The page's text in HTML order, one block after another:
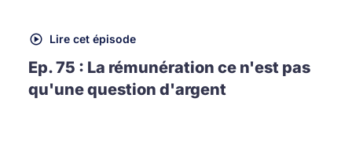
Lire cet épisode
Ep. 75 : La rémunération ce n'est pas
qu'une question d'argent